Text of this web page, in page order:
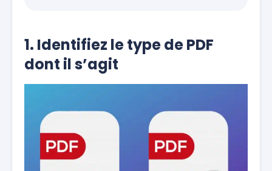
1. Identifiez le type de PDF
dont il s’agit